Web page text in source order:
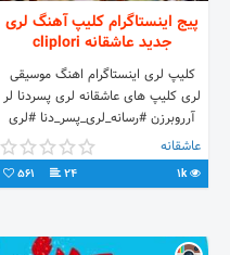
پیج اینستاگرام کلیپ آهنگ لری
جدید عاشقانه cliplori
کلیپ لری اینستاگرام اهنگ موسیقی
لری کلیپ های عاشقانه لری پسردنا لر
آرروبرزن #رسانه_لری_پسر_دنا #لری
#کلیپ_لری #لری_غمگین
#لری_عاشقانه #آهنگ_لری #کلیپ_زیبا
#لری_جدید #دکلمه_لری
عاشقانه
1k
24
561